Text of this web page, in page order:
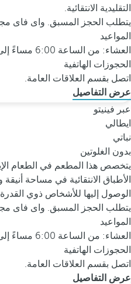
التقليدية الانتقائية.
يتطلب الحجز المسبق. واى فاى
المواعيد
العشاء: من الساعة 6:00 مساءً إلى الساعة 10:30 مساءً
الحجوزات الهاتفية
اتصل بقسم العلاقات العامة.
عرض التفاصيل
عبر فينيتو
ايطالي
نباتي
بدون الغلوتين
يتخصص هذا المطعم في الطعام
الأطباق الانتقائية في مساحة
الوصول إليها للأشخاص ذوي
يتطلب الحجز المسبق. واى فاى
المواعيد
العشاء: من الساعة 6:00 مساءً إلى الساعة 10:30 مساءً
الحجوزات الهاتفية
اتصل بقسم العلاقات العامة.
عرض التفاصيل